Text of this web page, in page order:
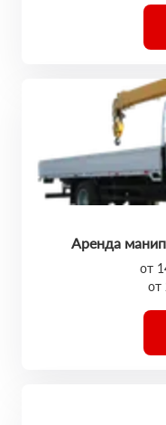
Аренда
от
от